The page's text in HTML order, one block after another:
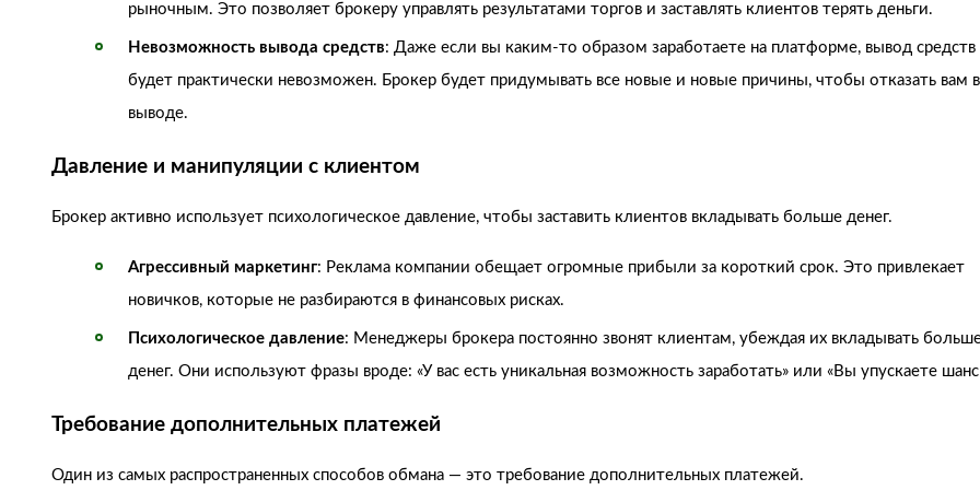
рыночным. Это позволяет брокеру управлять результатами торгов и заставлять клиентов терять деньги.
Невозможность вывода средств: Даже если вы каким-то образом заработаете на платформе, вывод средств
будет практически невозможен. Брокер будет придумывать все новые и новые причины, чтобы отказать вам в
выводе.
Давление и манипуляции с клиентом
Брокер активно использует психологическое давление, чтобы заставить клиентов вкладывать больше денег.
Агрессивный маркетинг: Реклама компании обещает огромные прибыли за короткий срок. Это привлекает
новичков, которые не разбираются в финансовых рисках.
Психологическое давление: Менеджеры брокера постоянно звонят клиентам, убеждая их вкладывать
денег. Они используют фразы вроде: «У вас есть уникальная возможность заработать» или «Вы упускаете
Требование дополнительных платежей
Один из самых распространенных способов обмана — это требование дополнительных платежей.